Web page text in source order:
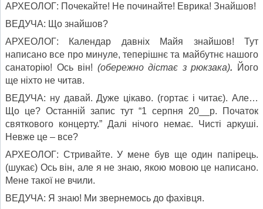
АРХЕОЛОГ: Почекайте! Не починайте! Еврика! Знайшов!
ВЕДУЧА: Що знайшов?
АРХЕОЛОГ: Календар давніх Майя знайшов! Тут
написано все про минуле, теперішнє та майбутнє нашого
санаторію! Ось він! (обережно дістає з рюкзака).
Його
ще ніхто не читав.
ВЕДУЧА: ну давай. Дуже цікаво. (гортає і читає). Але…
Що це? Останній запис тут “1 серпня 20__р. Початок
святкового концерту.” Далі нічого немає. Чисті аркуші.
Невже це – все?
АРХЕОЛОГ: Стривайте. У мене був ще один папірець.
(шукає) Ось він, але я не знаю, якою мовою це написано.
Мене такої не вчили.
ВЕДУЧА: Я знаю! Ми звернемось до фахівця.